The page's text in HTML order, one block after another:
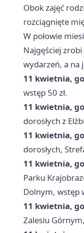
Obok zajęć
rozciągnięte
W połowie
Najgęściej
wydarzeń, a na
11 kwietnia,
wstęp 50 zł.
11 kwietnia,
dorosłych z
11 kwietnia,
dorosłych,
11 kwietnia,
Parku
Dolnym, wstęp
11 kwietnia,
Zalesiu